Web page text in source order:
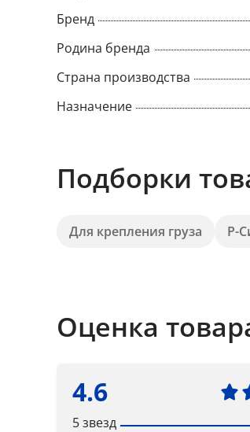
Бренд
Родина бренда
Страна производства
Назначение
Подборки
Для крепления груза Р-
Оценка
4.6
5 звезд